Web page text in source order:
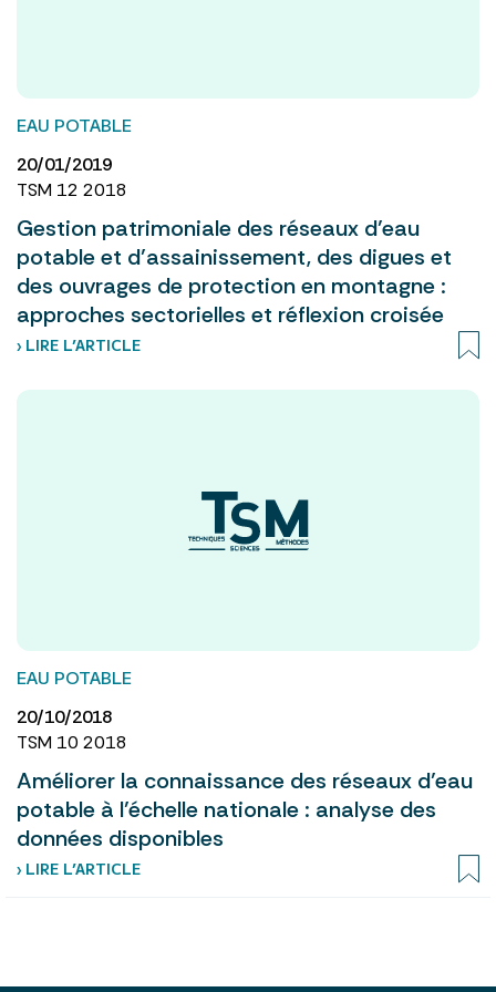
EAU POTABLE
20/01/2019
TSM 12 2018
Gestion patrimoniale des réseaux d’eau
potable et d’assainissement, des digues et
des ouvrages de protection en montagne :
approches sectorielles et réflexion croisée
› LIRE L’ARTICLE
EAU POTABLE
20/10/2018
TSM 10 2018
Améliorer la connaissance des réseaux d’eau
potable à l’échelle nationale : analyse des
données disponibles
› LIRE L’ARTICLE